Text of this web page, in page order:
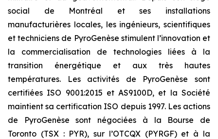
social de Montréal et ses installations
manufacturières locales, les ingénieurs, scientifiques
et techniciens de PyroGenèse stimulent l’innovation et
la commercialisation de technologies liées à la
transition énergétique et aux très hautes
températures. Les activités de PyroGenèse sont
certifiées ISO 9001:2015 et AS9100D, et la Société
maintient sa certification ISO depuis 1997. Les actions
de PyroGenèse sont négociées à la Bourse de
Toronto (TSX : PYR), sur l’OTCQX (PYRGF) et à la